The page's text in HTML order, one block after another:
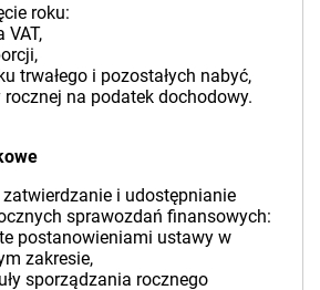
roku:
VAT,
trwałego i pozostałych nabyć,
rocznej na podatek dochodowy.
zatwierdzanie i udostępnianie
sprawozdań finansowych:
postanowieniami ustawy w
zakresie,
sporządzania rocznego